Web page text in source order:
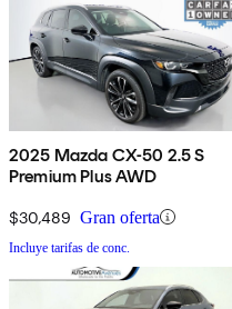
2025 Mazda CX-50 2.5 S
Premium Plus AWD
$30,489 Gran oferta
Incluye tarifas de conc.